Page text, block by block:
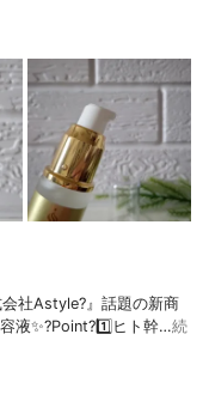
社Astyle?』話題の新商
液✨?Point?1️⃣ヒト幹…続